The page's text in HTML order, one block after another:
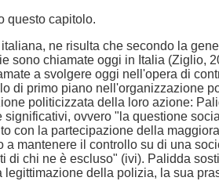
questo capitolo.
ne risulta che secondo la
chiamate oggi in Italia (Ziglio,
a svolgere oggi nell'opera di
di primo piano nell'organizzazione
politicizzata della loro azione:
ovvero "la questione
la partecipazione della
mantenere il controllo su di una
chi ne è escluso" (ivi). Palidda
della polizia, la sua